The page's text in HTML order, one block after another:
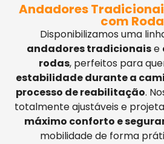
Andadores
com
Disponibilizamos uma
andadores tradicionaise
rodas, perfeitos para
estabilidade durante a
processo de reabilitação.
totalmente ajustáveis e
máximo conforto e
mobilidade de forma